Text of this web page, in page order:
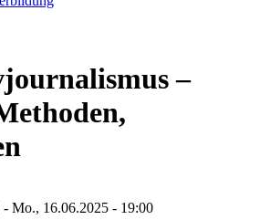
–
- Mo., 16.06.2025 - 19:00